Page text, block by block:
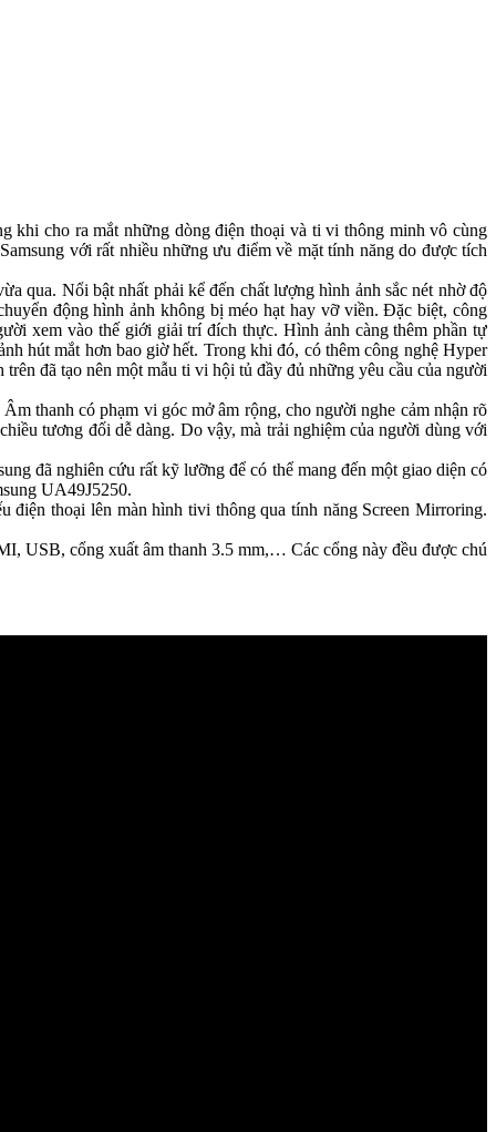
khi cho ra mắt những dòng điện thoại và ti vi thông minh vô cùng
với rất nhiều những ưu điểm về mặt tính năng do được tích
qua. Nổi bật nhất phải kể đến chất lượng hình ảnh sắc nét nhờ độ
động hình ảnh không bị méo hạt hay vỡ viền. Đặc biệt, công
xem vào thế giới giải trí đích thực. Hình ảnh càng thêm phần tự
hút mắt hơn bao giờ hết. Trong khi đó, có thêm công nghệ Hyper
đã tạo nên một mẫu ti vi hội tủ đầy đủ những yêu cầu của người
thanh có phạm vi góc mở âm rộng, cho người nghe cảm nhận rõ
tương đối dễ dàng. Do vậy, mà trải nghiệm của người dùng với
đã nghiên cứu rất kỹ lưỡng để có thể mang đến một giao diện có
UA49J5250.
điện thoại lên màn hình tivi thông qua tính năng Screen Mirroring.
USB, cổng xuất âm thanh 3.5 mm,… Các cổng này đều được chú